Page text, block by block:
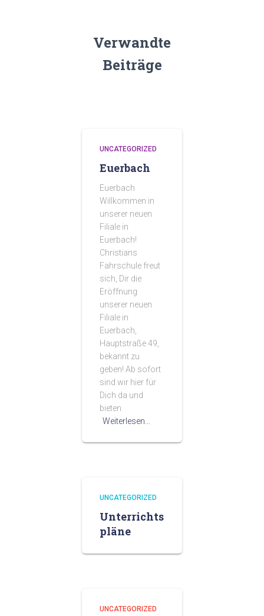
Verwandte
Beiträge
UNCATEGORIZED
Euerbach
Euerbach
Willkommen in
unserer neuen
Filiale in
Euerbach!
Christians
Fahrschule freut
sich, Dir die
Eröffnung
unserer neuen
Filiale in
Euerbach,
Hauptstraße 49,
bekannt zu
geben! Ab sofort
sind wir hier für
Dich da und
bieten
Weiterlesen…
UNCATEGORIZED
Unterrichts
pläne
UNCATEGORIZED